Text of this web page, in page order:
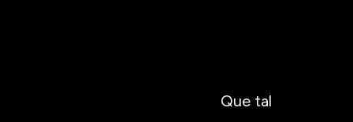
Que tal